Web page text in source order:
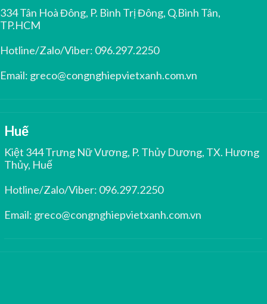
334 Tân Hoà Đông, P. Bình Trị Đông, Q.Bình Tân,
TP.HCM
Hotline/Zalo/Viber: 096.297.2250
Email: greco@congnghiepvietxanh.com.vn
Huế
Kiệt 344 Trưng Nữ Vương, P. Thủy Dương, TX. Hương
Thủy, Huế
Hotline/Zalo/Viber: 096.297.2250
Email: greco@congnghiepvietxanh.com.vn